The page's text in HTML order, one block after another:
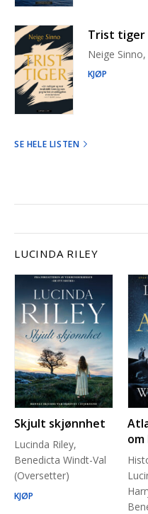
Trist tiger
Neige
KJØP
SE HELE LISTEN
LUCINDA RILEY
Skjult skjønnhet
Lucinda Riley,
Benedicta Windt-Val
(Oversetter)
KJØP
om